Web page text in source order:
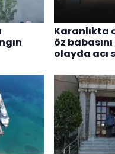
Karanlıkta
öz
olayda acı